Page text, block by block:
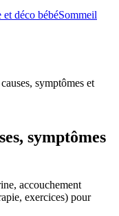
et déco bébéSommeil
symptômes et
symptômes
accouchement
exercices) pour